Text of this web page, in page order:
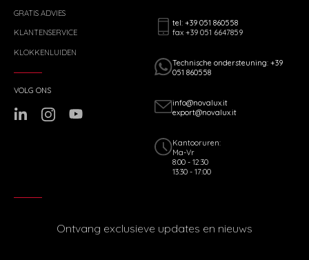
GRATIS ADVIES
KLANTENSERVICE
KLOKKENLUIDEN
tel: +39 051 860558
fax +39 051 6647859
Technische ondersteuning: +39
051 860558
info@novalux.it
export@novalux.it
Kantooruren:
Ma-Vr
8:00 - 12:30
13:30 - 17:00
VOLG ONS
Ontvang exclusieve updates en nieuws